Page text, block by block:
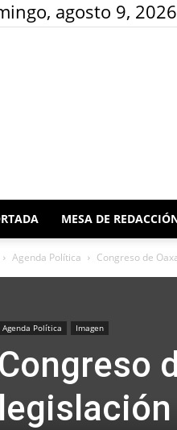
agosto 9, 2026
MESA DE
Agenda Política Congreso de
Agenda Política Imagen
Congreso